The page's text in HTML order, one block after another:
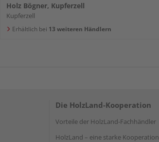
Holz Bögner, Kupferzell
Kupferzell
Erhältlich bei 13 weiteren Händlern
Die HolzLand-Kooperation
Vorteile der HolzLand-Fachhändler
HolzLand – eine starke Kooperation